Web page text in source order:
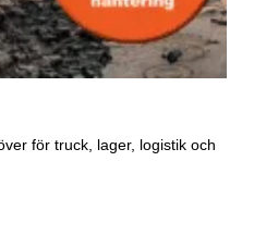
för truck, lager, logistik och